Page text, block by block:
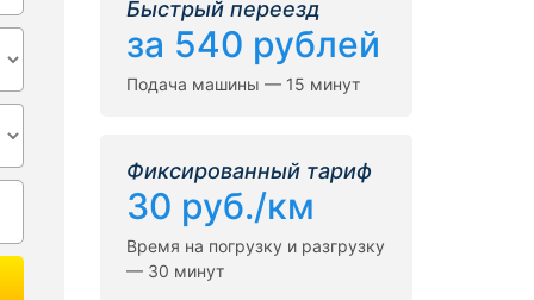
Быстрый переезд
за 540 рублей
Подача машины — 15 минут
Фиксированный тариф
30 руб./км
Время на погрузку и разгрузку
— 30 минут